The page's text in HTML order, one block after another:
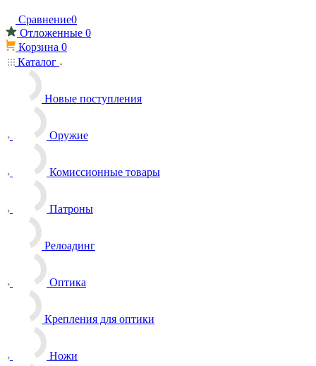
Сравнение0
Отложенные 0
Корзина 0
Каталог
Новые поступления
Оружие
Комиссионные товары
Патроны
Релоадинг
Оптика
Крепления для оптики
Ножи